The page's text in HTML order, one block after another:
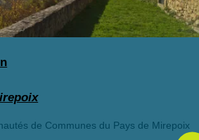
de Communes du Pays de Mirepoix